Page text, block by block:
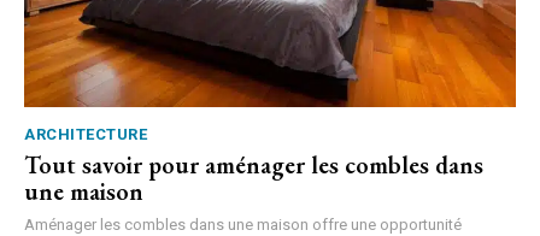
ARCHITECTURE
Tout savoir pour aménager les combles dans
une maison
Aménager les combles dans une maison offre une opportunité